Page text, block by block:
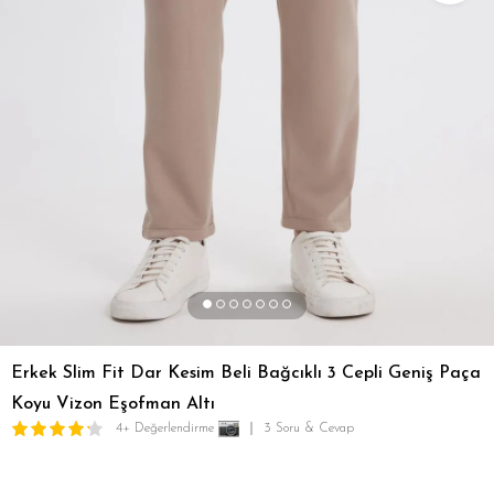
Erkek Slim Fit Dar Kesim Beli Bağcıklı 3 Cepli Geniş Paça
Koyu Vizon Eşofman Altı
4+ Değerlendirme 3 Soru & Cevap